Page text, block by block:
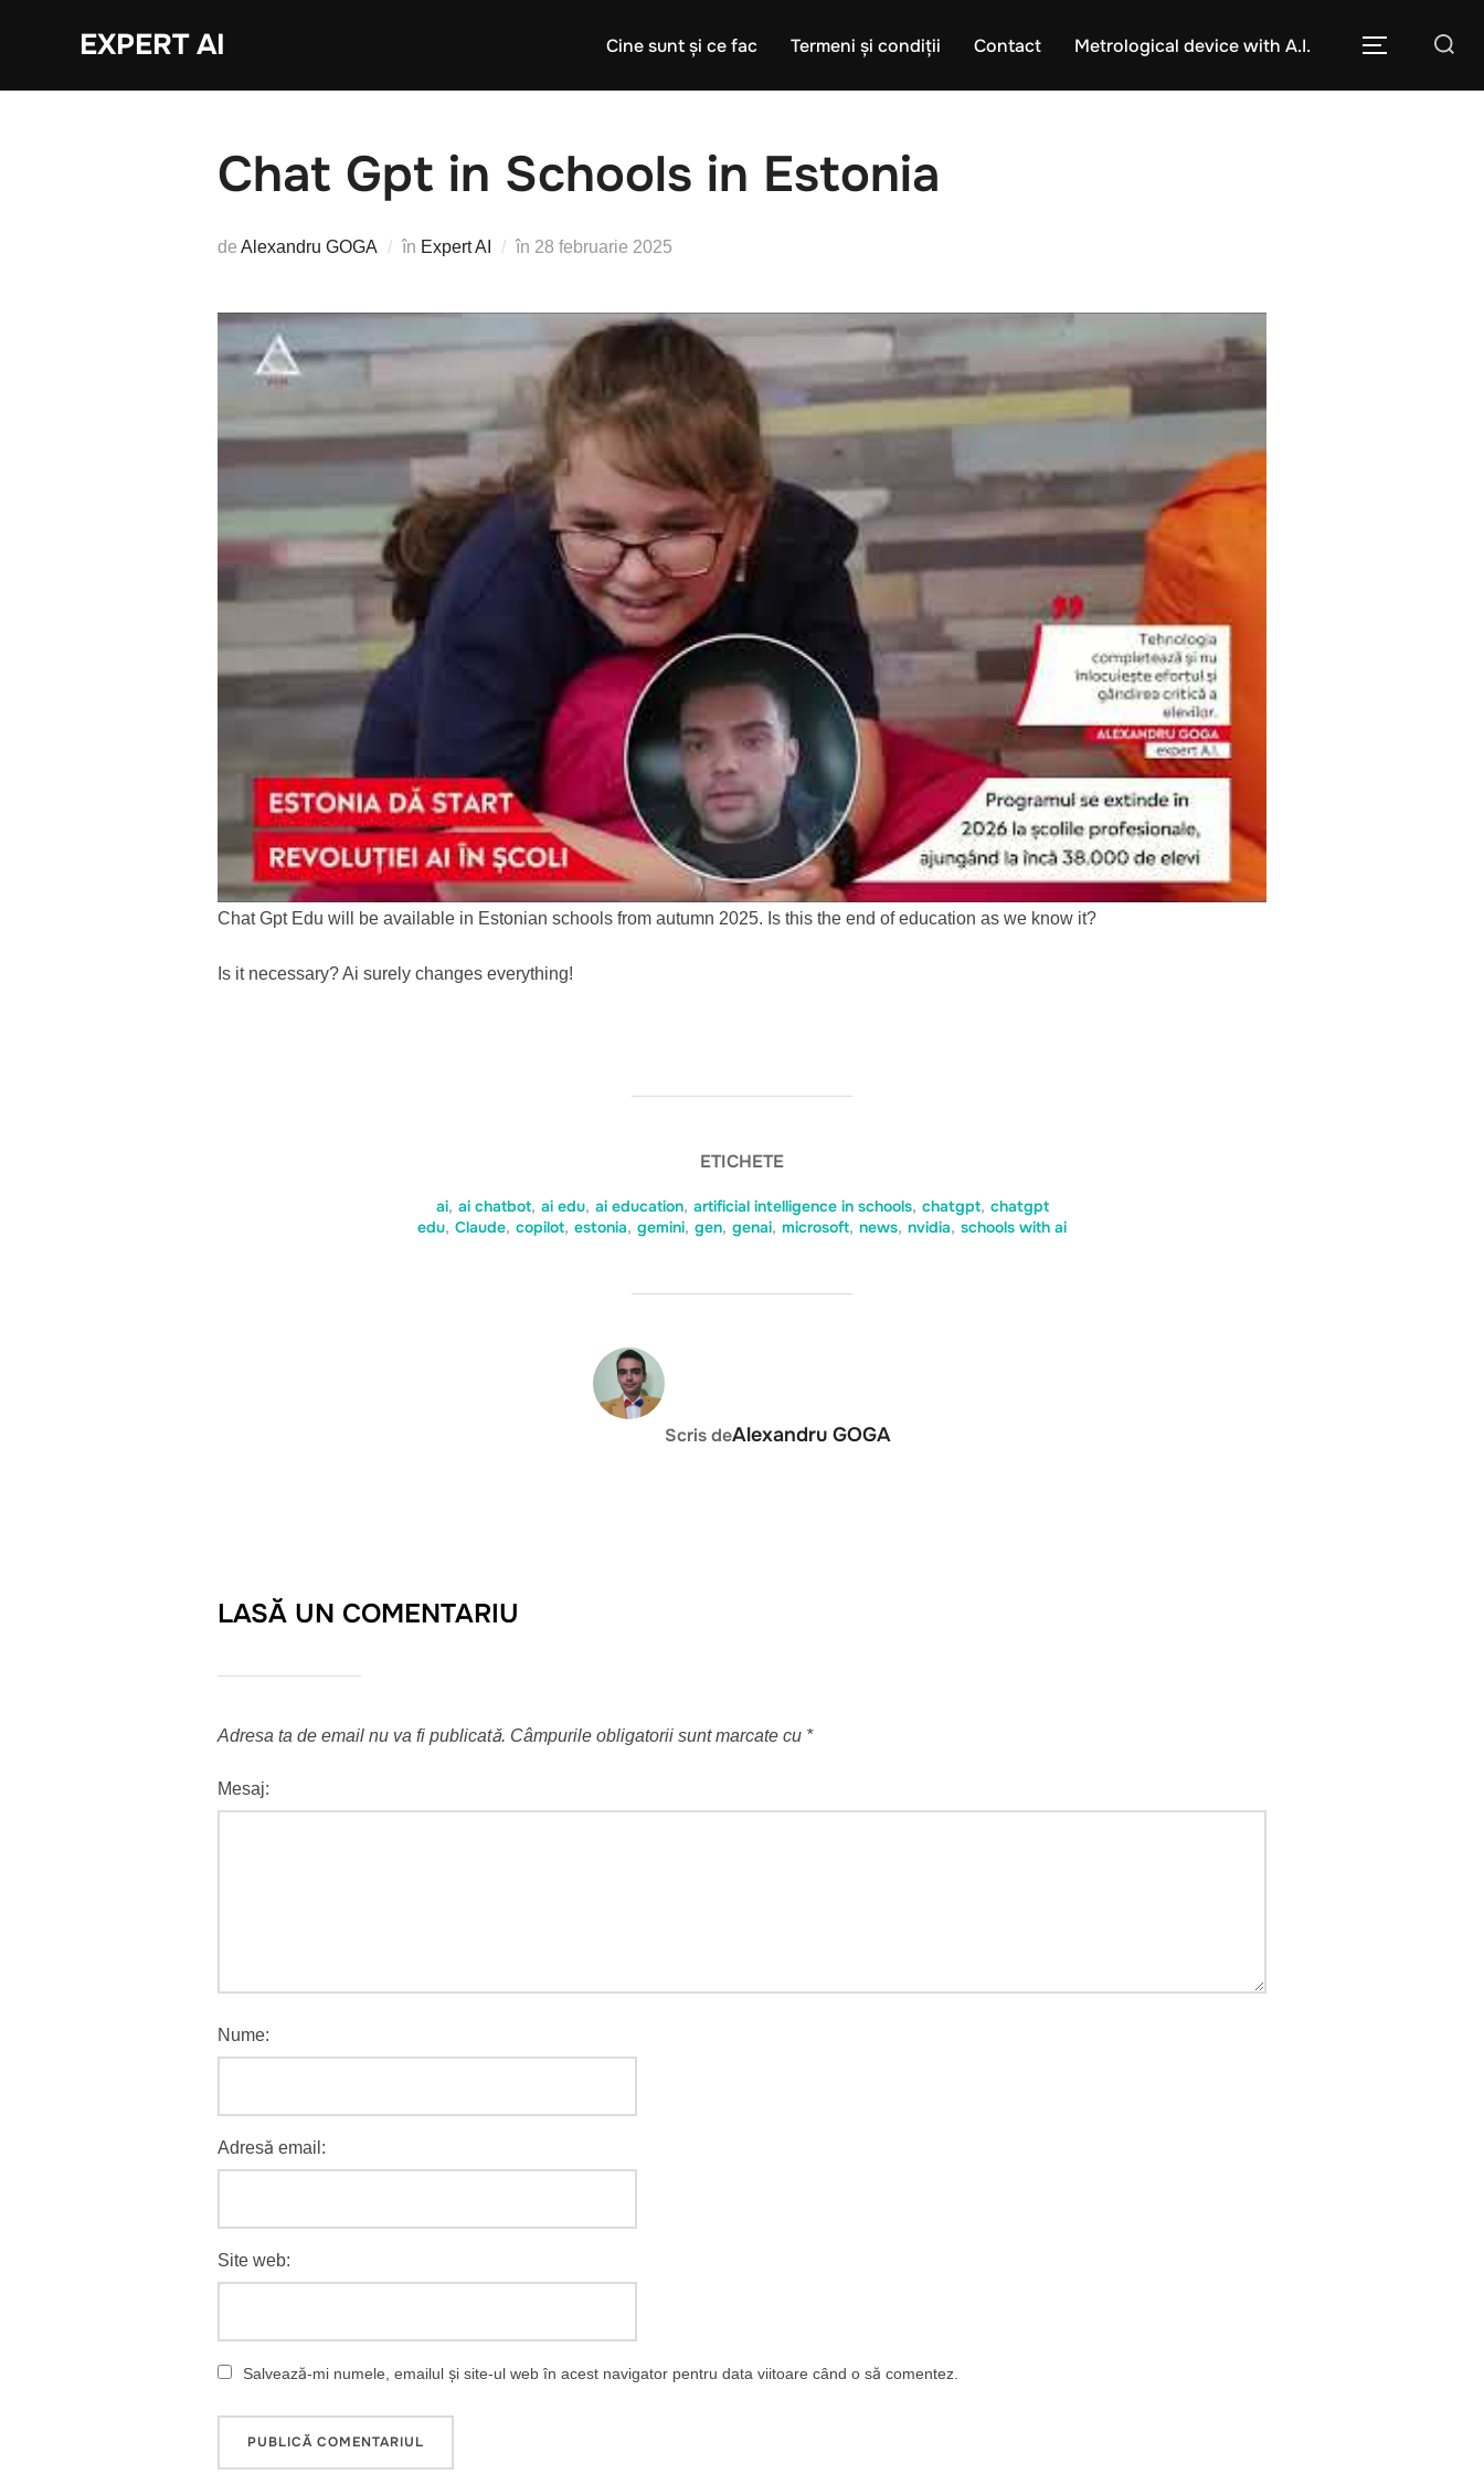
EXPERT AI Cine sunt și ce fac Termeni și condiții Contact Metrological device with A.I.
Caută
COMUTĂ
Chat Gpt in Schools in Estonia
de Alexandru GOGA în Expert AI în Publicat
28 februarie 2025
Chat Gpt Edu will be available in Estonian schools from autumn 2025. Is this the end of education as we know it?
Is it necessary? Ai surely changes everything!
ETICHETE
ai, ai chatbot, ai edu, ai education, artificial intelligence in schools, chatgpt, chatgpt
edu, Claude, copilot, estonia, gemini, gen, genai, microsoft, news, nvidia, schools with ai
Scris deAlexandru GOGA
LASĂ UN COMENTARIU
Adresa ta de email nu va fi publicată. Câmpurile obligatorii sunt marcate cu *
Mesaj:
Nume:
Adresă email:
Site web:
Salvează-mi numele, emailul și site-ul web în acest navigator pentru data viitoare când o să comentez.